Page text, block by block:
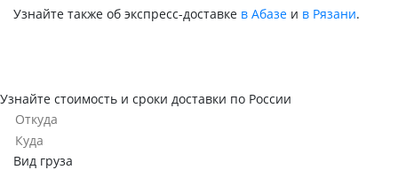
Узнайте также об экспресс-доставке в Абазе и в Рязани.
Узнайте стоимость и сроки доставки по России
Вид груза